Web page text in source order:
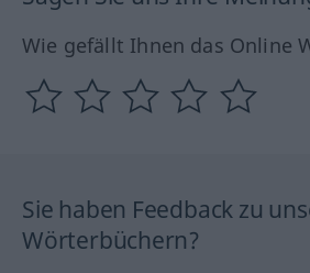
Wie gefällt Ihnen das Online
Sie haben Feedback zu
Wörterbüchern?